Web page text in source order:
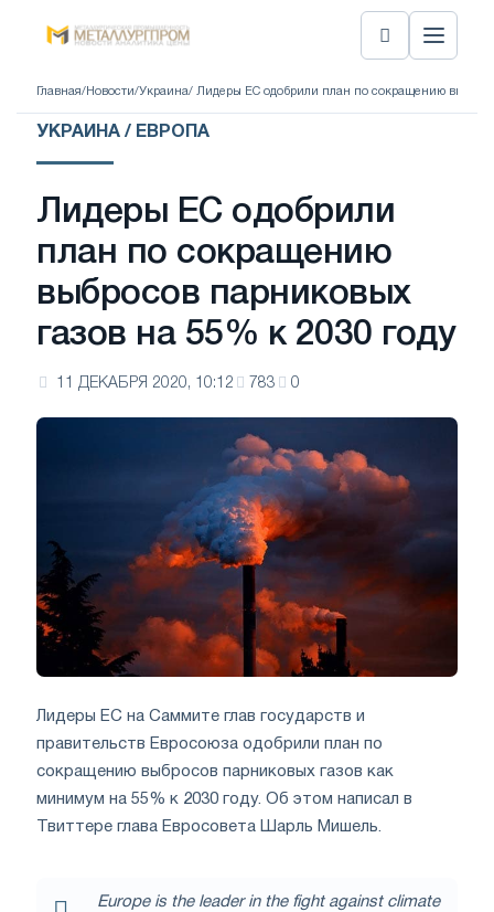
Главная/ Новости/Украина/ Лидеры ЕС одобрили план по сокращению
УКРАИНА / ЕВРОПА
Лидеры ЕС одобрили
план по сокращению
выбросов парниковых
газов на 55% к 2030 году
11 ДЕКАБРЯ 2020, 10:12 783 0
Лидеры ЕС на Саммите глав государств и
правительств Евросоюза одобрили план по
сокращению выбросов парниковых газов как
минимум на 55% к 2030 году. Об этом написал в
Твиттере глава Евросовета Шарль Мишель.
Europe is the leader in the fight against climate